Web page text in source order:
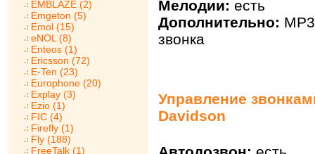
EMBLAZE (2)
Emgeton (5)
Emol (15)
eNOL (8)
Enteos (1)
Ericsson (72)
E-Ten (23)
Europhone (20)
Explay (3)
Ezio (1)
FIC (4)
Firefly (1)
Fly (188)
FreeTalk (1)
Мелодии: есть
Дополнительно:
звонка
Управление
Davidson